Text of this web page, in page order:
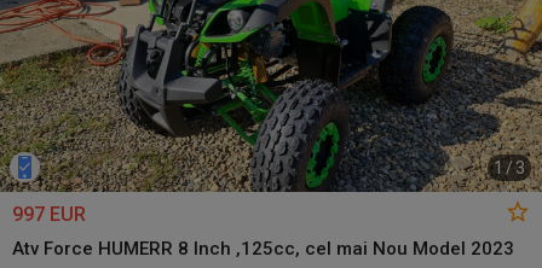
1 /3
997 EUR
Atv Force HUMERR 8 Inch ,125cc, cel mai Nou Model 2023